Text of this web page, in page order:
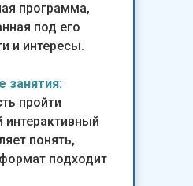
программа,
под его
и интересы.
занятия:
пройти
интерактивный
понять,
подходит